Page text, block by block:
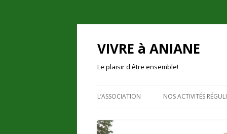
VIVRE à ANIANE
Le plaisir d'être ensemble!
L’ASSOCIATION NOS ACTIVITÉS